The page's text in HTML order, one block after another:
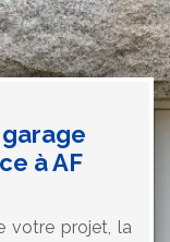
à AF
votre projet, la